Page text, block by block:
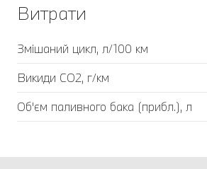
Витрати
Змішаний цикл, л/100 км
Викиди CO2, г/км
Об'єм паливного бака (прибл.), л